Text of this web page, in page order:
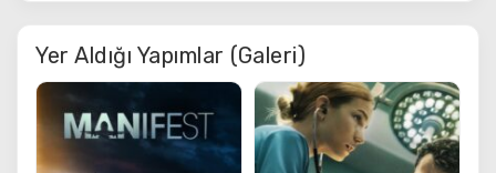
Yer Aldığı Yapımlar (Galeri)